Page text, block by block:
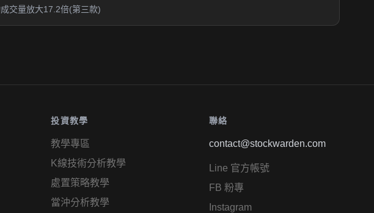
交量放大17.2倍(第三款)
投資教學
教學專區
K線技術分析教學
處置策略教學
當沖分析教學
聯絡
contact@stockwarden.com
Line 官方帳號
FB 粉專
Instagram